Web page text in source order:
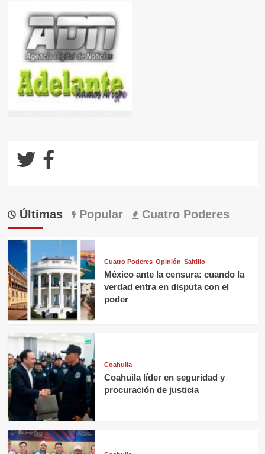
Últimas Popular Cuatro Poderes
Cuatro Poderes Opinión Saltillo
México ante la censura: cuando la
verdad entra en disputa con el
poder
Coahuila
Coahuila líder en seguridad y
procuración de justicia